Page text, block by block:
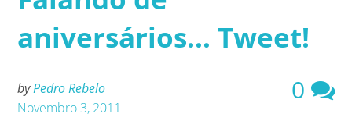
aniversários… Tweet!
byPedro Rebelo
Novembro 3, 2011
0